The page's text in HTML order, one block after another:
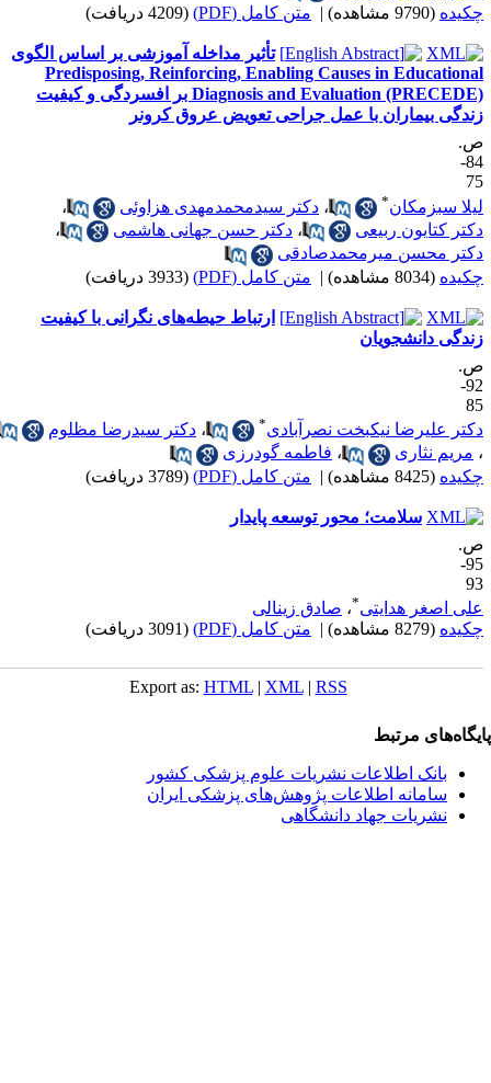
(9790 مشاهده) | متن کامل (PDF) (4209 دریافت)
تأثیر مداخله آموزشی بر اساس الگوی
Predisposing, Reinforcing, Enabling Causes in
Diagnosis and Evaluation (PRECEDE) بر افسردگی و کیفیت
بیماران با عمل جراحی تعویض عروق کرونر
84-
سبزمکان * ،دکتر سیدمحمدمهدی هزاوئی
،
کتایون ربیعی
،دکتر حسن جهانی هاشمی
،
محسن میرمحمدصادقی
(8034 مشاهده) | متن کامل (PDF) (3933 دریافت)
ارتباط حیطه‌های نگرانی با کیفیت
دانشجویان
92-
علیرضا نیکبخت نصرآبادی
،دکتر سیدرضا مظلوم
مریم نثاری ،فاطمه گودرزی
(8425 مشاهده) | متن کامل (PDF) (3789 دریافت)
سلامت؛ محور توسعه پایدار
95-
اصغر هدایتی ،صادق زینالی
(8279 مشاهده) | متن کامل (PDF) (3091 دریافت)
Export as:HTML |XML|RSS
مرتبط
بانک اطلاعات نشریات علوم پزشکی کشور
سامانه اطلاعات پژوهش‌های پزشکی ایران
نشریات جهاد دانشگاهی